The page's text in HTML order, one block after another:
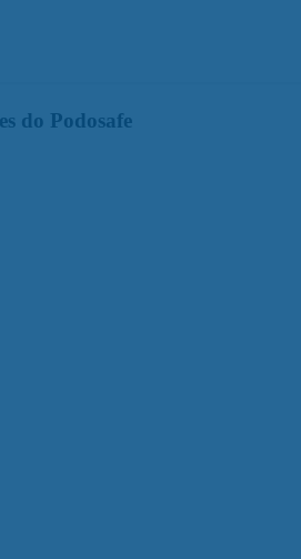
do Podosafe